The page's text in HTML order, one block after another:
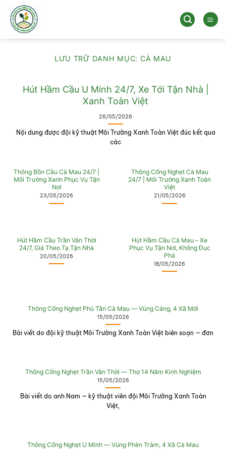
qua
dung
LƯU TRỮ DANH MỤC: CÀ MAU
Hút Hầm Cầu U Minh 24/7, Xe Tới Tận Nhà |
Xanh Toàn Việt
26/05/2026
Nội dung được đội kỹ thuật Môi Trường Xanh Toàn Việt đúc kết qua
các
Thông Bồn Cầu Cà Mau 24/7 |
Môi Trường Xanh Phục Vụ Tận
Nơi
23/05/2026
Thông Cống Nghẹt Cà Mau
24/7 | Môi Trường Xanh Toàn
Việt
21/05/2026
Hút Hầm Cầu Trần Văn Thời
24/7, Giá Theo Tạ Tận Nhà
20/05/2026
Hút Hầm Cầu Cà Mau – Xe
Phục Vụ Tận Nơi, Không Đục
Phá
18/05/2026
Thông Cống Nghẹt Phú Tân Cà Mau — Vùng Cảng, 4 Xã Mới
15/05/2026
Bài viết do đội kỹ thuật Môi Trường Xanh Toàn Việt biên soạn — đơn
Thông Cống Nghẹt Trần Văn Thời — Thợ 14 Năm Kinh Nghiệm
15/05/2026
Bài viết do anh Nam — kỹ thuật viên đội Môi Trường Xanh Toàn
Việt,
Thông Cống Nghẹt U Minh — Vùng Phèn Tràm, 4 Xã Cà Mau